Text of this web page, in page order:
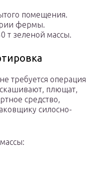
помещения.
фермы.
т зеленой массы.
требуется операция
плющат,
средство,
силосно-